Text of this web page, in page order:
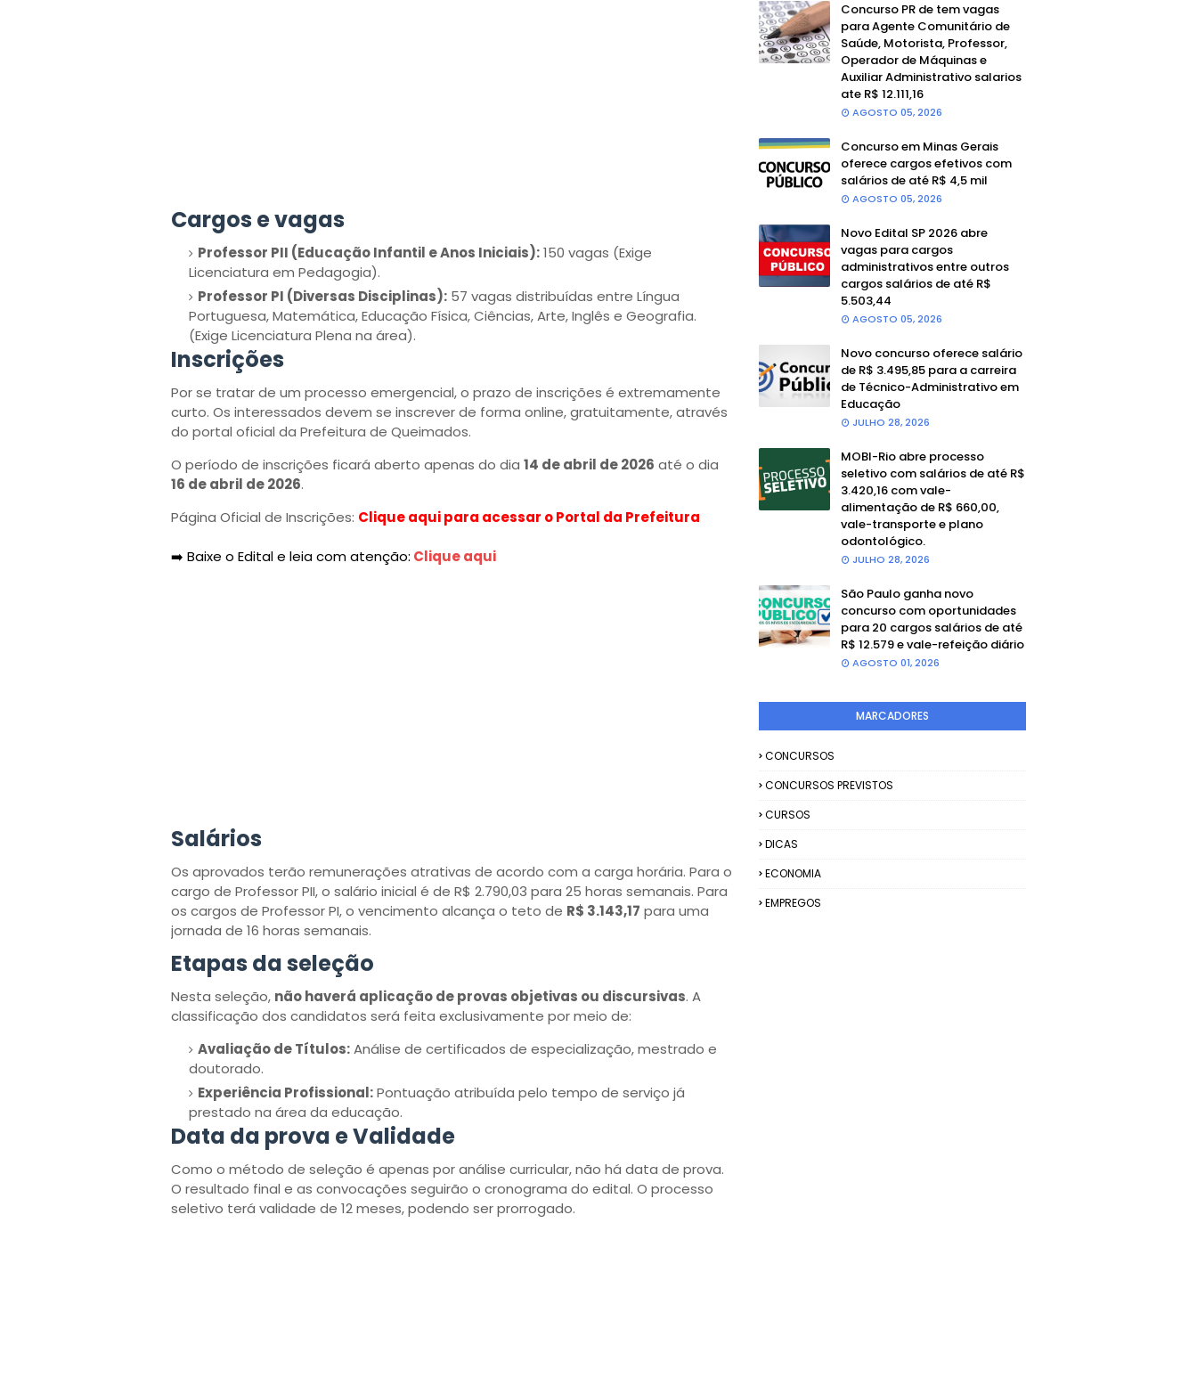
Cargos e vagas
Professor PII (Educação Infantil e Anos Iniciais):150 vagas (Exige
Licenciatura em Pedagogia).
Professor PI (Diversas Disciplinas): 57 vagas distribuídas entre Língua
Portuguesa, Matemática, Educação Física, Ciências, Arte, Inglês e Geografia.
(Exige Licenciatura Plena na área).
Inscrições
Por se tratar de um processo emergencial, o prazo de inscrições é extremamente
curto. Os interessados devem se inscrever de forma online, gratuitamente, através
do portal oficial da Prefeitura de Queimados.
O período de inscrições ficará aberto apenas do dia 14 de abril de 2026 até o dia
16 de abril de 2026.
Página Oficial de Inscrições: Clique aqui para acessar o Portal da Prefeitura
➡️ Baixe o Edital e leia com atenção: Clique aqui
Salários
Os aprovados terão remunerações atrativas de acordo com a carga horária. Para o
cargo de Professor PII, o salário inicial é de R$ 2.790,03 para 25 horas semanais. Para
os cargos de Professor PI, o vencimento alcança o teto de R$ 3.143,17 para uma
jornada de 16 horas semanais.
Etapas da seleção
Nesta seleção, não haverá aplicação de provas objetivas ou discursivas. A
classificação dos candidatos será feita exclusivamente por meio de:
Avaliação de Títulos:Análise de certificados de especialização, mestrado e
doutorado.
Experiência Profissional:Pontuação atribuída pelo tempo de serviço já
prestado na área da educação.
Data da prova e Validade
Como o método de seleção é apenas por análise curricular, não há data de prova.
O resultado final e as convocações seguirão o cronograma do edital. O processo
seletivo terá validade de 12 meses, podendo ser prorrogado.
Concurso PR de tem vagas
para Agente Comunitário de
Saúde, Motorista, Professor,
Operador de Máquinas e
Auxiliar Administrativo salarios
ate R$ 12.111,16
AGOSTO 05, 2026
Concurso em Minas Gerais
oferece cargos efetivos com
salários de até R$ 4,5 mil
AGOSTO 05, 2026
Novo Edital SP 2026 abre
vagas para cargos
administrativos entre outros
cargos salários de até R$
5.503,44
AGOSTO 05, 2026
Novo concurso oferece salário
de R$ 3.495,85 para a carreira
de Técnico-Administrativo em
Educação
JULHO 28, 2026
MOBI-Rio abre processo
seletivo com salários de até R$
3.420,16 com vale-
alimentação de R$ 660,00,
vale-transporte e plano
odontológico.
JULHO 28, 2026
São Paulo ganha novo
concurso com oportunidades
para 20 cargos salários de até
R$ 12.579 e vale-refeição diário
AGOSTO 01, 2026
MARCADORES
CONCURSOS
CONCURSOS PREVISTOS
CURSOS
DICAS
ECONOMIA
EMPREGOS